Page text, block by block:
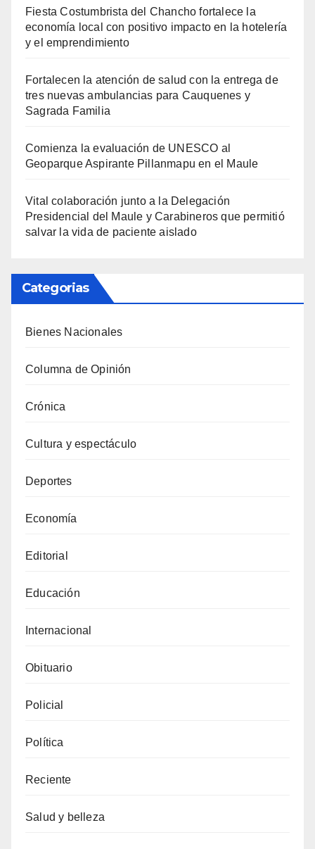
Fiesta Costumbrista del Chancho fortalece la
economía local con positivo impacto en la hotelería
y el emprendimiento
Fortalecen la atención de salud con la entrega de
tres nuevas ambulancias para Cauquenes y
Sagrada Familia
Comienza la evaluación de UNESCO al
Geoparque Aspirante Pillanmapu en el Maule
Vital colaboración junto a la Delegación
Presidencial del Maule y Carabineros que permitió
salvar la vida de paciente aislado
Categorias
Bienes Nacionales
Columna de Opinión
Crónica
Cultura y espectáculo
Deportes
Economía
Editorial
Educación
Internacional
Obituario
Policial
Política
Reciente
Salud y belleza